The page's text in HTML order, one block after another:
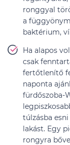
ronggyal
a
baktérium,
Ha alapos
csak
fertőtlenítő
naponta
fürdőszoba-
túlzásba
lakást. Egy
rongyra